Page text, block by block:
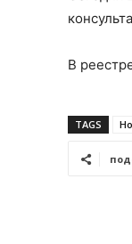
В
TAGS